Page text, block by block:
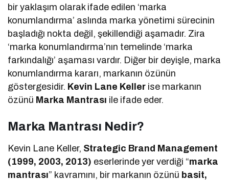
bir yaklaşım olarak ifade edilen ‘marka
konumlandırma’ aslında marka yönetimi sürecinin
başladığı nokta değil, şekillendiği aşamadır. Zira
‘marka konumlandırma’nın temelinde ‘marka
farkındalığı’ aşaması vardır. Diğer bir deyişle, marka
konumlandırma kararı, markanın özünün
göstergesidir. Kevin Lane Keller ise markanın
özünü Marka Mantrası ile ifade eder.
Marka Mantrası Nedir?
Kevin Lane Keller, Strategic Brand Management
(1999, 2003, 2013) eserlerinde yer verdiği “marka
mantrası” kavramını, bir markanın özünü basit,